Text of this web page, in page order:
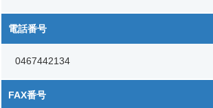
電話番号
0467442134
FAX番号